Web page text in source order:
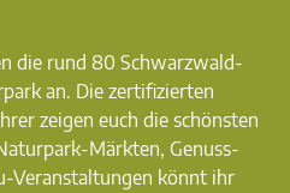
die rund 80 Schwarzwald-
an. Die zertifizierten
zeigen euch die schönsten
Märkten, Genuss-
Veranstaltungen könnt ihr